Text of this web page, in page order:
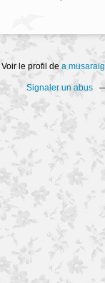
Voir le profil de a
Signaler un abus